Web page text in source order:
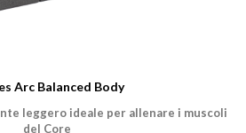
Arc Balanced Body
leggero ideale per allenare i muscoli
del Core